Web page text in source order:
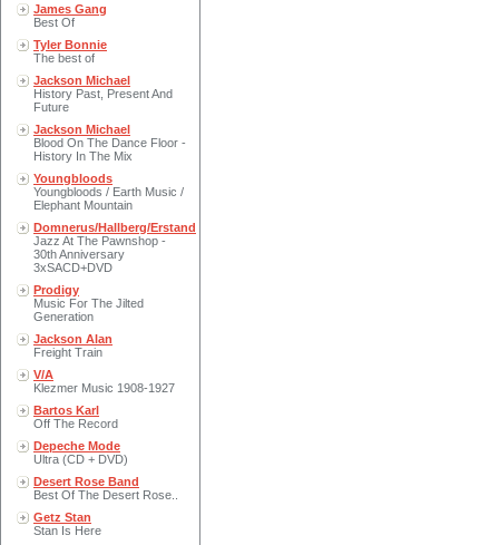
James Gang
Best Of
Tyler Bonnie
The best of
Jackson Michael
History Past, Present And
Future
Jackson Michael
Blood On The Dance Floor -
History In The Mix
Youngbloods
Youngbloods / Earth Music /
Elephant Mountain
Domnerus/Hallberg/Erstand
Jazz At The Pawnshop -
30th Anniversary
3xSACD+DVD
Prodigy
Music For The Jilted
Generation
Jackson Alan
Freight Train
V/A
Klezmer Music 1908-1927
Bartos Karl
Off The Record
Depeche Mode
Ultra (CD + DVD)
Desert Rose Band
Best Of The Desert Rose..
Getz Stan
Stan Is Here